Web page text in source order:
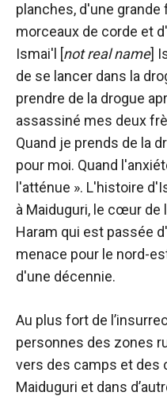
planches, d'une grande
morceaux de corde et
Ismai'l [not real name]
de se lancer dans la
prendre de la drogue
assassiné mes deux
Quand je prends de la
pour moi. Quand
l'atténue ». L'histoire
à Maiduguri, le cœur de
Haram qui est passée
menace pour le nord-
d'une décennie.
Au plus fort de
personnes des zones
vers des camps et des
Maiduguri et dans